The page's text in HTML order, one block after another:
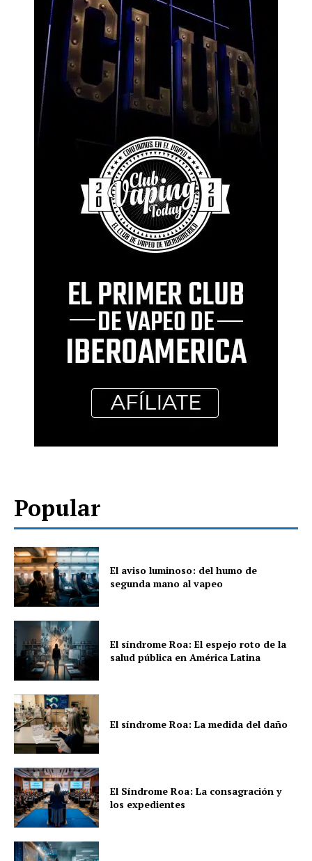
Popular
El aviso luminoso: del humo de
segunda mano al vapeo
El síndrome Roa: El espejo roto de la
salud pública en América Latina
El síndrome Roa: La medida del daño
El Síndrome Roa: La consagración y
los expedientes